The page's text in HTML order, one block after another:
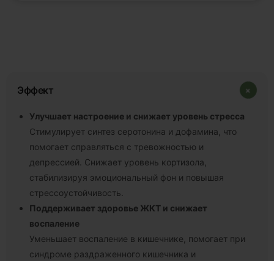
Эффект +
Улучшает настроение и снижает уровень стресса
Стимулирует синтез серотонина и дофамина, что
помогает справляться с тревожностью и
депрессией. Снижает уровень кортизола,
стабилизируя эмоциональный фон и повышая
стрессоустойчивость.
Поддерживает здоровье ЖКТ и снижает
воспаление
Уменьшает воспаление в кишечнике, помогает при
синдроме раздраженного кишечника и